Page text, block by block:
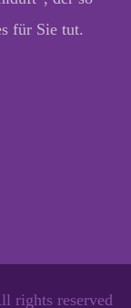
für Sie tut.
rights reserved